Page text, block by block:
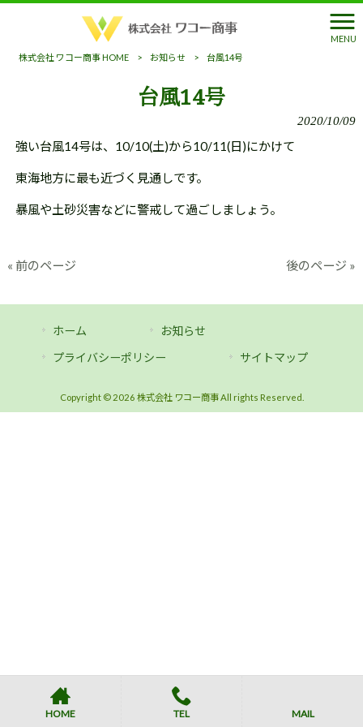
MENU
株式会社 ワコー商事 HOME
> お知らせ > 台風14号
台風14号
2020/10/09
強い台風14号は、10/10(土)から10/11(日)にかけて
東海地方に最も近づく見通しです。
暴風や土砂災害などに警戒して過ごしましょう。
« 前のページ 後のページ »
ホーム
お知らせ
プライバシーポリシー
サイトマップ
Copyright © 2026 株式会社 ワコー商事 All rights Reserved.
HOME TEL MAIL